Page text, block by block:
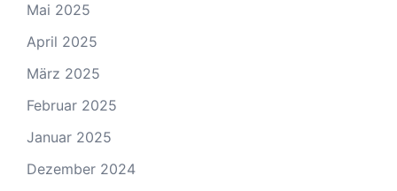
Mai 2025
April 2025
März 2025
Februar 2025
Januar 2025
Dezember 2024